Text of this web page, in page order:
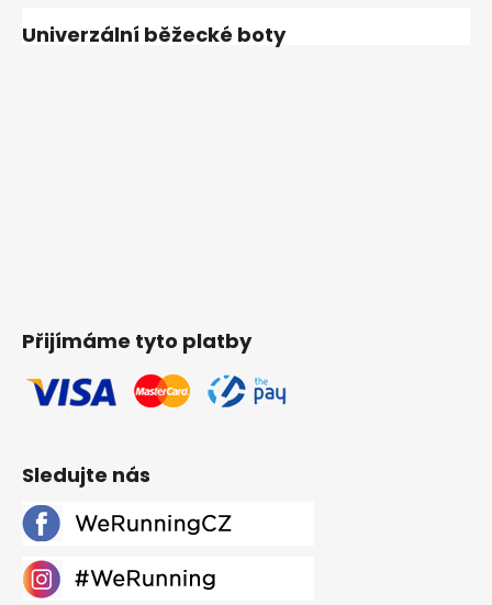
Univerzální běžecké boty
Přijímáme tyto platby
Sledujte nás